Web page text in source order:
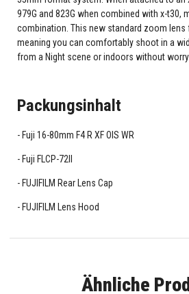
979G and 823G when combined with x-t30,
combination. This new standard zoom lens
meaning you can comfortably shoot in a
from a Night scene or indoors without
Packungsinhalt
Fuji 16-80mm F4 R XF OIS WR
Fuji FLCP-72II
FUJIFILM Rear Lens Cap
FUJIFILM Lens Hood
Ähnliche